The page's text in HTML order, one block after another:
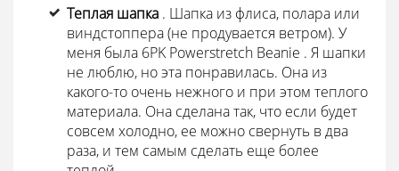
Теплая шапка . Шапка из флиса, полара или
виндстоппера (не продувается ветром). У
меня была 6PK Powerstretch Beanie . Я шапки
не люблю, но эта понравилась. Она из
какого-то очень нежного и при этом теплого
материала. Она сделана так, что если будет
совсем холодно, ее можно свернуть в два
раза, и тем самым сделать еще более